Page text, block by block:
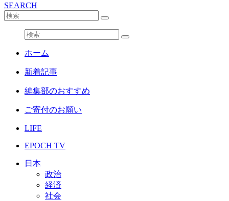
SEARCH
ホーム
新着記事
編集部のおすすめ
ご寄付のお願い
LIFE
EPOCH TV
日本
政治
経済
社会